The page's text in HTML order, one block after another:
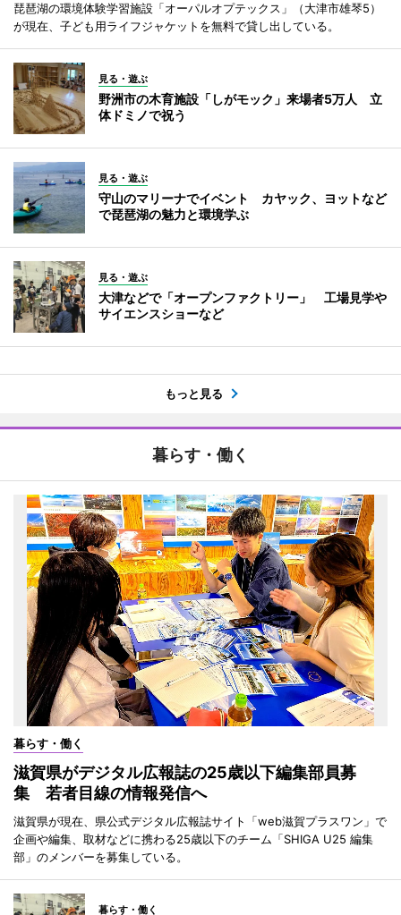
琵琶湖の環境体験学習施設「オーパルオプテックス」（大津市雄琴5）
が現在、子ども用ライフジャケットを無料で貸し出している。
見る・遊ぶ
野洲市の木育施設「しがモック」来場者5万人 立
体ドミノで祝う
見る・遊ぶ
守山のマリーナでイベント カヤック、ヨットなど
で琵琶湖の魅力と環境学ぶ
見る・遊ぶ
大津などで「オープンファクトリー」 工場見学や
サイエンスショーなど
もっと見る
暮らす・働く
暮らす・働く
滋賀県がデジタル広報誌の25歳以下編集部員募
集 若者目線の情報発信へ
滋賀県が現在、県公式デジタル広報誌サイト「web滋賀プラスワン」で
企画や編集、取材などに携わる25歳以下のチーム「SHIGA U25 編集
部」のメンバーを募集している。
暮らす・働く